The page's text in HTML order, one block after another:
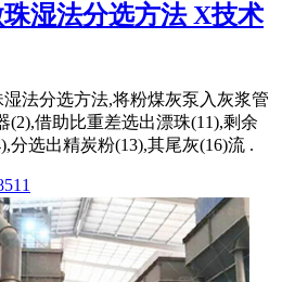
湿法分选方法 X技术
法分选方法,将粉煤灰泵入灰浆管
(2),借助比重差选出漂珠(11),剩余
分选出精炭粉(13),其尾灰(16)流 .